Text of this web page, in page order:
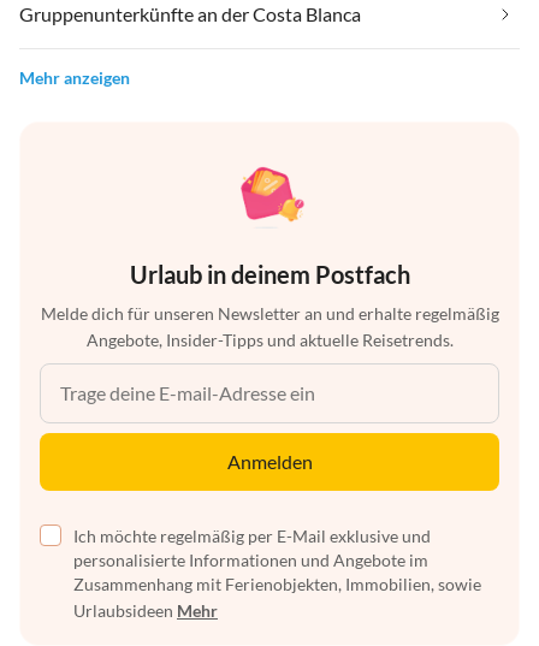
Gruppenunterkünfte an der Costa Blanca
Mehr anzeigen
Urlaub in deinem Postfach
Melde dich für unseren Newsletter an und erhalte regelmäßig
Angebote, Insider-Tipps und aktuelle Reisetrends.
Anmelden
Ich möchte regelmäßig per E-Mail exklusive und
personalisierte Informationen und Angebote im
Zusammenhang mit Ferienobjekten, Immobilien, sowie
Urlaubsideen Mehr